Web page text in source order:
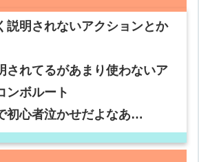
説明されないアクションとか
されてるがあまり使わないア
ンボルート
初心者泣かせだよなあ…